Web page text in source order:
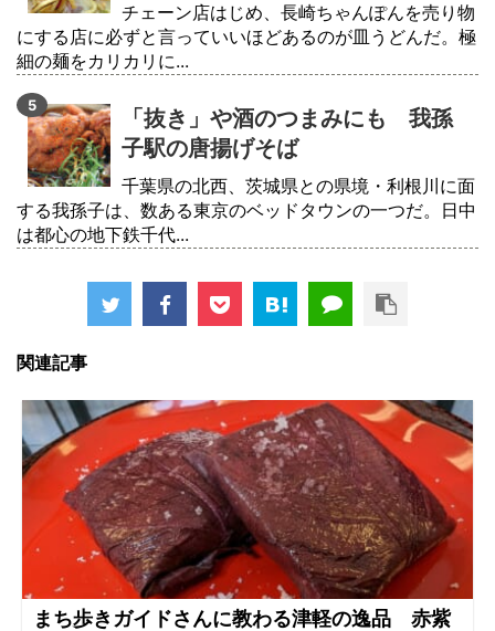
チェーン店はじめ、長崎ちゃんぽんを売り物
にする店に必ずと言っていいほどあるのが皿うどんだ。極
細の麺をカリカリに...
「抜き」や酒のつまみにも 我孫
子駅の唐揚げそば
千葉県の北西、茨城県との県境・利根川に面
する我孫子は、数ある東京のベッドタウンの一つだ。日中
は都心の地下鉄千代...
関連記事
まち歩きガイドさんに教わる津軽の逸品 赤紫